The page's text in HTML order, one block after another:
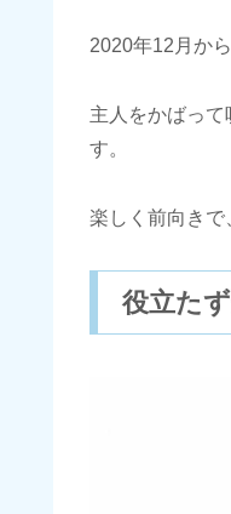
2020年12月か
主人をかばっ
す。
楽しく前向きで
役立た